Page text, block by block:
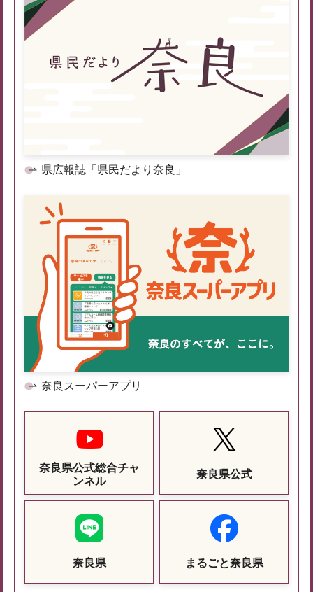
県広報誌「県民だより奈良」
奈良スーパーアプリ
奈良県公式総合チャ
ンネル
奈良県公式
奈良県 まるごと奈良県